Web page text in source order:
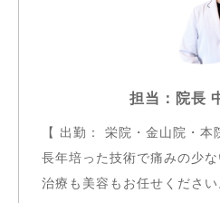
担当：院長
【 出勤： 栄院・金山院・本
長年培った技術で痛みの少な
治療も美容もお任せください